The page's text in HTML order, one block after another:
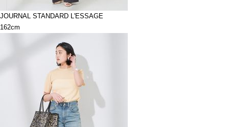
JOURNAL STANDARD L'ESSAGE
162cm